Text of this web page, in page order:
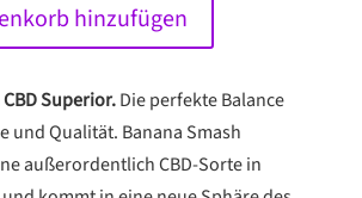
hinzufügen
Superior.Die perfekte Balance
und Qualität. Banana Smash
außerordentlich CBD-Sorte in